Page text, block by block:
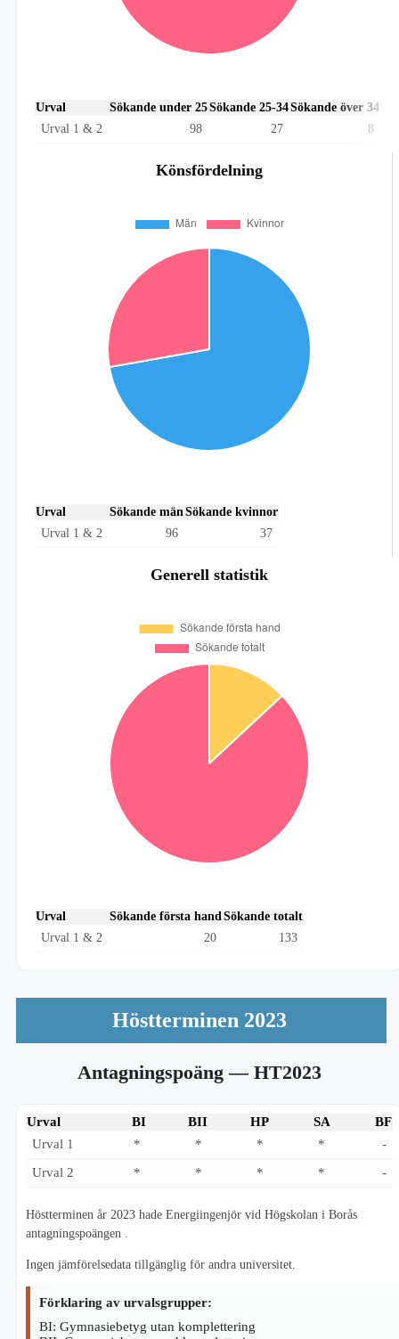
Urval Sökande under 25Sökande 25-34Sökande över 34
Urval 1 & 2
98 27 8
Könsfördelning
Urval Sökande mänSökande kvinnor
Urval 1 & 2
96 37
Generell statistik
Urval Sökande första handSökande totalt
Urval 1 & 2
20 133
Höstterminen 2023
Antagningspoäng— HT2023
Urval BI BII HP SA
BF
Urval 1
* * * *
-
Urval 2
* * * * -
Höstterminen år 2023 hade Energiingenjör vid Högskolan i Borås
antagningspoängen .
Ingen jämförelsedata tillgänglig för andra universitet.
Förklaring av urvalsgrupper:
BI: Gymnasiebetyg utan komplettering